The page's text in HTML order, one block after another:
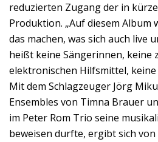
reduzierten Zugang der in
Produktion. „Auf diesem
das machen, was sich auch live
heißt keine Sängerinnen, keine
elektronischen Hilfsmittel, keine
Mit dem Schlagzeuger Jörg
Ensembles von Timna Brauer
im Peter Rom Trio seine
beweisen durfte, ergibt sich